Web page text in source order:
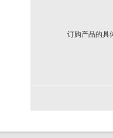
订购产品的具